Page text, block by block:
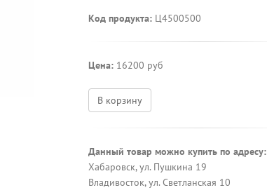
Код продукта: Ц4500500
Цена: 16200 руб
В корзину
Данный товар можно купить по адресу:
Хабаровск, ул. Пушкина 19
Владивосток, ул. Светланская 10